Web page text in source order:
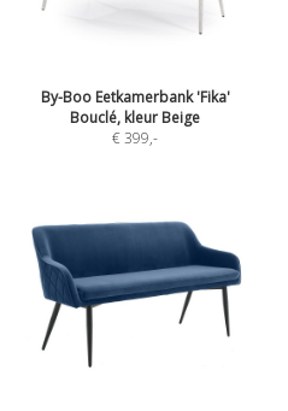
By-Boo Eetkamerbank 'Fika'
Bouclé, kleur Beige
€ 399,-